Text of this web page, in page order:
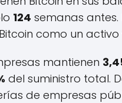
124 semanas
como un activo
mantienen
del suministro total.
de empresas